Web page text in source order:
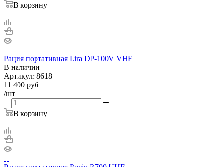
В корзину
Рация портативная Lira DP-100V VHF
В наличии
Артикул: 8618
11 400 руб
/шт
В корзину